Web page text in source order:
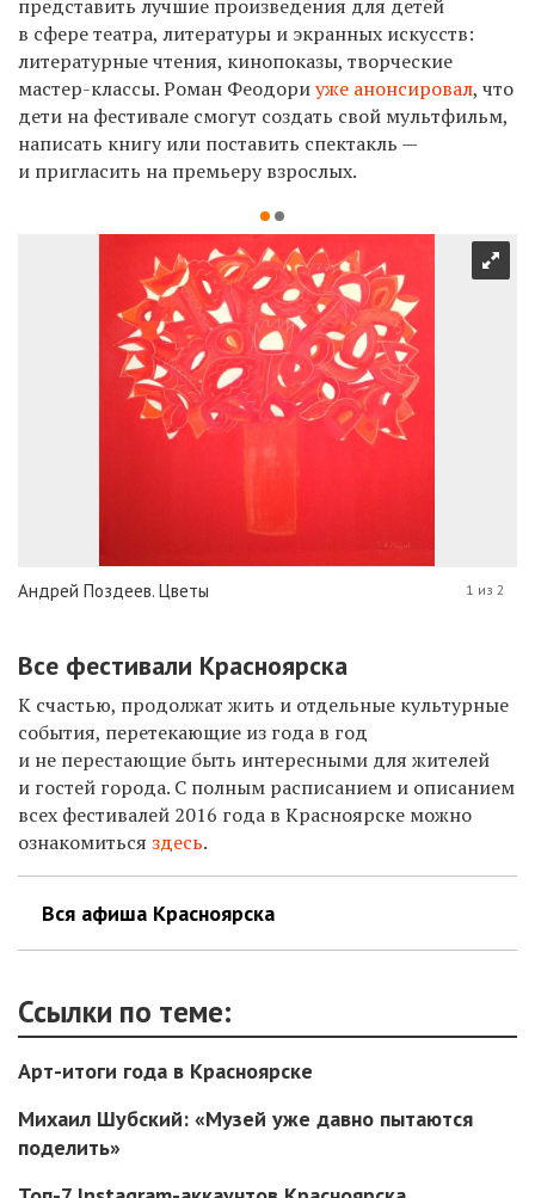
представить лучшие произведения для детей
в сфере театра, литературы и экранных искусств:
литературные чтения, кинопоказы, творческие
мастер-классы. Роман Феодориуже анонсировал, что
дети на фестивале смогут создать свой мультфильм,
написать книгу или поставить спектакль —
и пригласить на премьеру взрослых.
Андрей Поздеев. Цветы 1 из 2
Все фестивали Красноярска
К счастью, продолжат жить и отдельные культурные
события, перетекающие из года в год
и не перестающие быть интересными для жителей
и гостей города. С полным расписанием и описанием
всех фестивалей 2016 года в Красноярске можно
ознакомиться здесь.
Вся афиша Красноярска
Ссылки по теме:
Арт-итоги года в Красноярске
Михаил Шубский: «Музей уже давно пытаются
поделить»